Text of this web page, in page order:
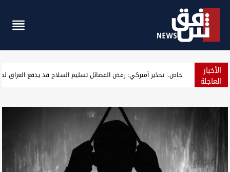
الأخبار
العاجلة النفط يقفز 4% مع تراجع آمال فتح مضيق هرمز